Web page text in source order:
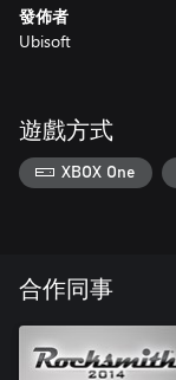
發佈者
Ubisoft
遊戲方式
XBOX One
合作同事